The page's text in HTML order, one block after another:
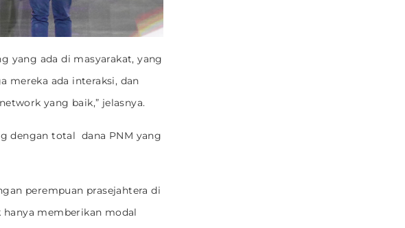
yang ada di masyarakat, yang
mereka ada interaksi, dan
yang baik,” jelasnya.
dengan total dana PNM yang
perempuan prasejahtera di
memberikan modal